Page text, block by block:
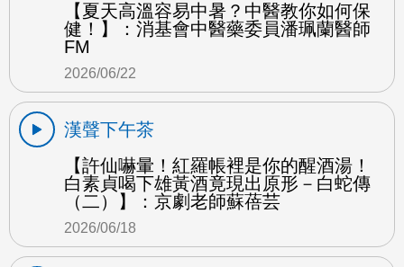
【夏天高溫容易中暑？中醫教你如何保
健！】：消基會中醫藥委員潘珮蘭醫師
FM
2026/06/22
漢聲下午茶
【許仙嚇暈！紅羅帳裡是你的醒酒湯！
白素貞喝下雄黃酒竟現出原形－白蛇傳
（二）】：京劇老師蘇蓓芸
2026/06/18